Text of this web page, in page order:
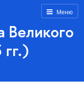
Меню
Великого